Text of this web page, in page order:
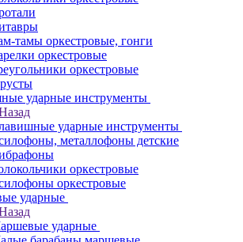
тамы оркестровые, гонги
оркестровые
оркестровые
ударные инструменты
ударные инструменты
металлофоны детские
оркестровые
оркестровые
ударные
ударные